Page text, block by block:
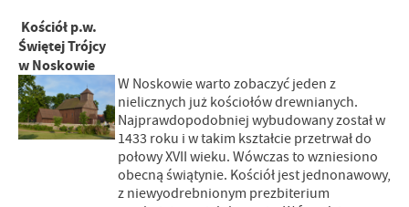
Kościół p.w.
Świętej Trójcy
w Noskowie
W Noskowie warto zobaczyć jeden z
nielicznych już kościołów drewnianych.
Najprawdopodobniej wybudowany został w
1433 roku i w takim kształcie przetrwał do
połowy XVII wieku. Wówczas to wzniesiono
obecną świątynie. Kościół jest jednonawowy,
z niewyodrebnionym prezbiterium